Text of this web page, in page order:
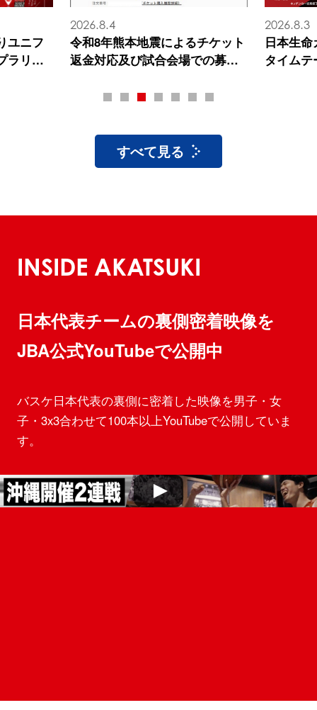
ユニフ
ラリー
2026.8.4
令和8年熊本地震によるチケット
返金対応及び試合会場での募金
2026.8.3
日本生
タイムテ
すべて見る
INSIDE AKATSUKI
日本代表チームの裏側密着映像を
JBA公式YouTubeで公開中
バスケ日本代表の裏側に密着した映像を男子・女
子・3x3合わせて100本以上YouTubeで公開していま
す。